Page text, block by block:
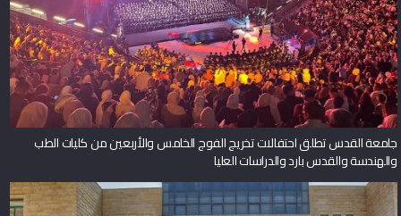
جامعة القدس تطلق احتفالات تخريج الفوج الخامس والأربعين من كليات الطب
والهندسة والقدس بارد والدراسات العليا